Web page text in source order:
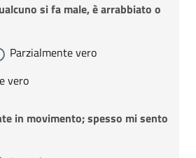
si fa male, è arrabbiato o
Parzialmente vero
vero
in movimento; spesso mi sento